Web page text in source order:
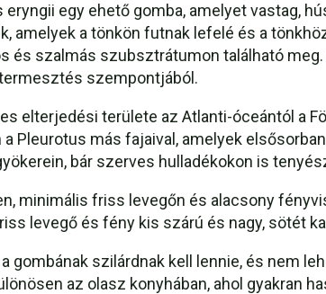
eryngii Hogyan kell főzni?
tények
gomba rántott gomba
eryngii Zöldségek kevergetve sütött tésztája
A gomba a következő recept szerint:
gomba citromfűvel
eryngii egy ehető gomba, amelyet vastag,
amelyek a tönkön futnak lefelé és a
és szalmás szubsztrátumon található
szempontjából.
elterjedési területe az Atlanti-óceántól a
a Pleurotus más fajaival, amelyek
bár szerves hulladékokon is
minimális friss levegőn és alacsony
levegő és fény kis szárú és nagy, sötét
gombának szilárdnak kell lennie, és nem
az olasz konyhában, ahol gyakran